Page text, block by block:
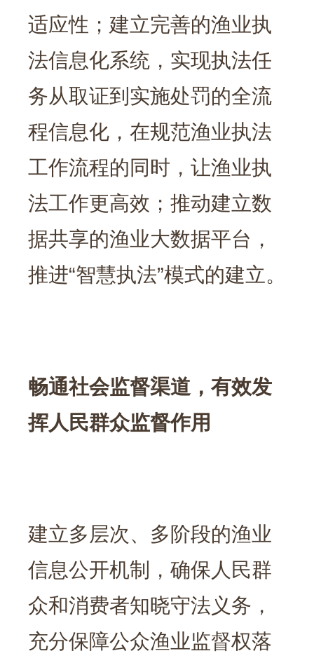
适应性；建立完善的渔业执
法信息化系统，实现执法任
务从取证到实施处罚的全流
程信息化，在规范渔业执法
工作流程的同时，让渔业执
法工作更高效；推动建立数
据共享的渔业大数据平台，
推进“智慧执法”模式的建立。
畅通社会监督渠道，有效发
挥人民群众监督作用
建立多层次、多阶段的渔业
信息公开机制，确保人民群
众和消费者知晓守法义务，
充分保障公众渔业监督权落